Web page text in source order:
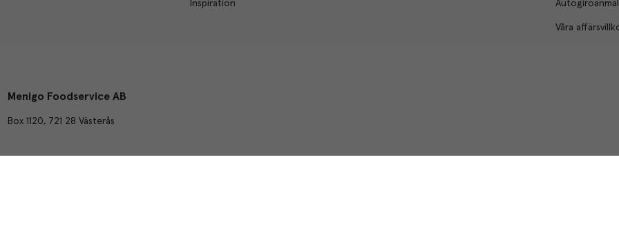
Inspiration
Våra
Menigo Foodservice AB
Box 1120, 721 28 Västerås